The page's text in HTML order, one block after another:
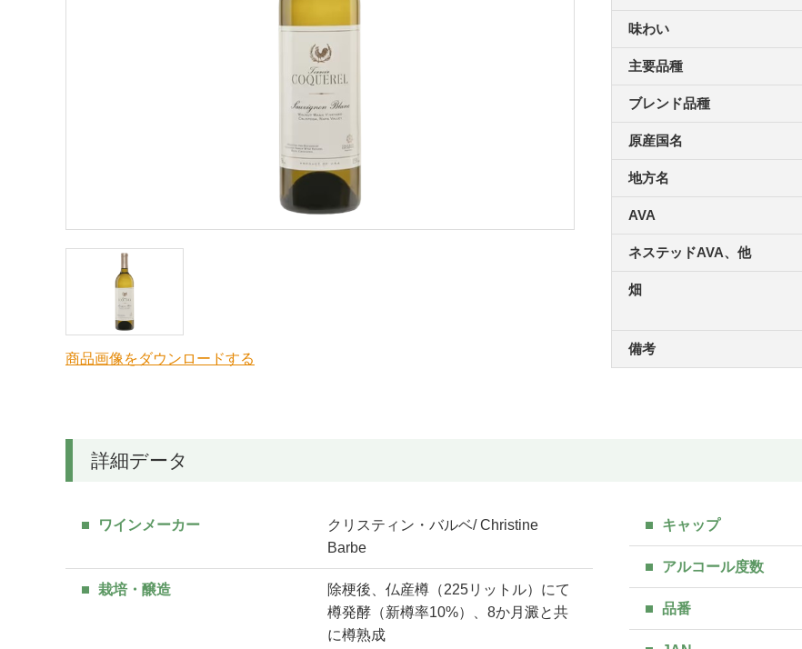
商品画像をダウンロードする
味わい
主要品種
ブレンド品種
原産国名
地方名
AVA
ネステッドAVA、他
畑
備考
詳細データ
ワインメーカー
クリスティン・バルベ/ Christine
Barbe
栽培・醸造
除梗後、仏産樽（225リットル）にて
樽発酵（新樽率10%）、8か月澱と共
に樽熟成
キャップ
アルコール度数
品番